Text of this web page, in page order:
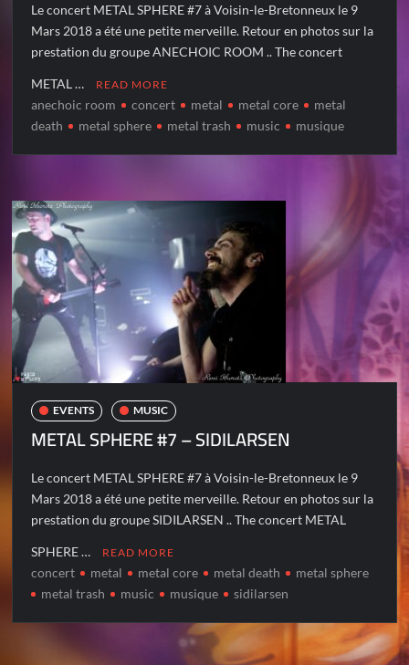
Le concert METAL SPHERE #7 à Voisin-le-Bretonneux le 9
Mars 2018 a été une petite merveille. Retour en photos sur la
prestation du groupe ANECHOIC ROOM .. The concert
METAL … READ MORE
anechoic room concert metal metal core
metal
death
metal sphere metal trash music musique
EVENTS MUSIC
METAL SPHERE #7 – SIDILARSEN
Le concert METAL SPHERE #7 à Voisin-le-Bretonneux le 9
Mars 2018 a été une petite merveille. Retour en photos sur la
prestation du groupe SIDILARSEN .. The concert METAL
SPHERE … READ MORE
concert metal metal core metal death
metal sphere
metal trash
music musique sidilarsen